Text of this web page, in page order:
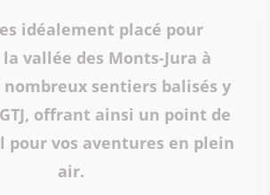
idéalement placé pour
vallée des Monts-Jura à
nombreux sentiers balisés y
offrant ainsi un point de
pour vos aventures en plein
air.